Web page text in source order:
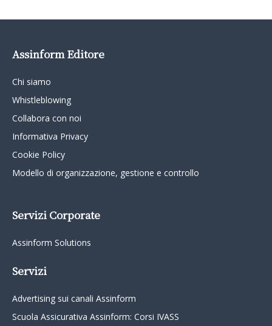
Assinform Editore
Chi siamo
Whistleblowing
Collabora con noi
Informativa Privacy
Cookie Policy
Modello di organizzazione, gestione e controllo
Servizi Corporate
Assinform Solutions
Servizi
Advertising sui canali Assinform
Scuola Assicurativa Assinform: Corsi IVASS